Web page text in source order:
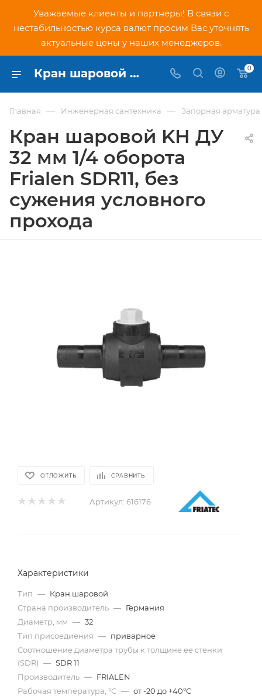
Уважаемые клиенты и партнеры! В связи с
нестабильностью курса валют просим Вас уточнять
актуальные цены у наших менеджеров.
Кран шаровой KH ДУ 32 мм 1/4 оборота Frialen SDR11, без сужения условного прохода - купить по низкой цене в Москве, интернет-магазин PNDtech.ru 0
Главная — Инженерная сантехника — Запорная арматура
Кран шаровой KH ДУ
32 мм 1/4 оборота
Frialen SDR11, без
сужения условного
прохода
ОТЛОЖИТЬ СРАВНИТЬ
Артикул: 616176
Характеристики
Тип — Кран шаровой
Страна производитель — Германия
Диаметр, мм — 32
Тип присоедиения — приварное
Cоотношение диаметра трубы к толщине ее стенки
(SDR) — SDR 11
Производитель — FRIALEN
Рабочая температура, °С — от -20 до +40°C